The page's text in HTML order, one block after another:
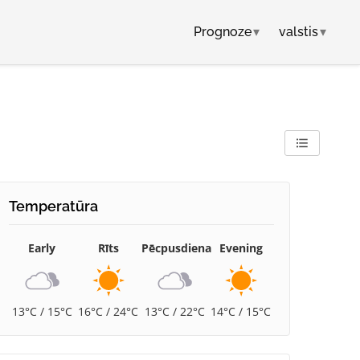
Prognoze▾ valstis▾
Temperatūra
Early
13°C / 15°C
Rīts
16°C / 24°C
Pēcpusdiena
13°C / 22°C
Evening
14°C / 15°C